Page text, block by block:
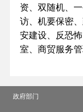
资、双随机、
访、机要保密
安建设、反恐
室、商贸服务
政府部门